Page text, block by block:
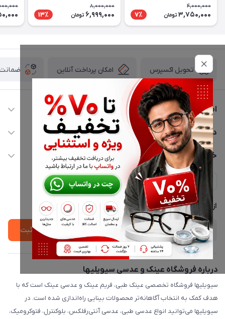
4,000,000
3,750,000 تومان 7٪
8,000,000
6,999,000 تومان 13٪
تحویل اکسپرس امکان پرداخت آنلاین ضمانت
اطلاعات تماس
02177116909
info@civiliha.com
ارسال فوری در تهران + ارسال به سراسر کشور
دسترسی سریع
حساب کاربری
مجله فروشگاه
لیست محصولات
درباره ما
خدمات مشتریان
حریم خصوصی
پشتیبانی واتساپ 09397003162
از جدید‌ترین تخفیف‌ها با‌ خبر شوید
ثبت
درباره فروشگاه عینک و عدسی سیویلیها
سیویلیها فروشگاه تخصصی عینک طبی، فریم عینک و عدسی عینک است که با
هدف کمک به انتخاب آگاهانه‌تر محصولات بینایی راه‌اندازی شده است. در
سیویلیها می‌توانید انواع عدسی طبی، عدسی آنتی‌رفلکس، بلوکنترل، فتوکرومیک،